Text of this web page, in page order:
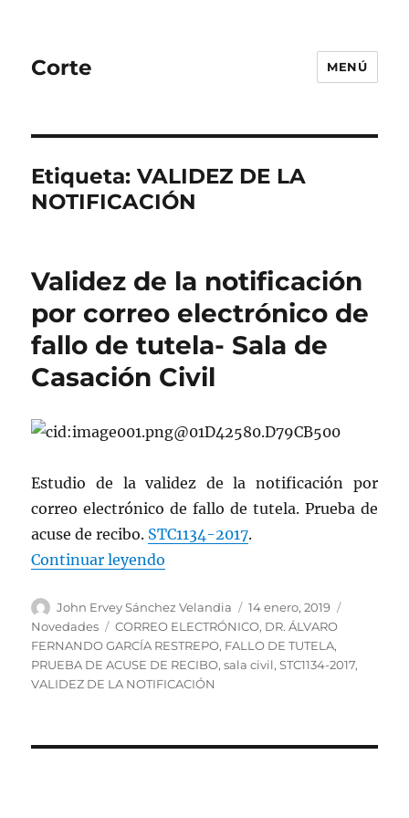
Corte MENÚ
Etiqueta:VALIDEZ DE LA
NOTIFICACIÓN
Validez de la notificación
por correo electrónico de
fallo de tutela- Sala de
Casación Civil
Estudio de la validez de la notificación por
correo electrónico de fallo de tutela. Prueba de
acuse de recibo. STC1134-2017.
Continuar leyendo
Autor
John Ervey Sánchez Velandia
Publicado
el
14 enero, 2019
Novedades
Etiquetas
CORREO ELECTRÓNICO, DR. ÁLVARO
FERNANDO GARCÍA RESTREPO, FALLO DE TUTELA,
PRUEBA DE ACUSE DE RECIBO,sala civil,STC1134-2017,
VALIDEZ DE LA NOTIFICACIÓN